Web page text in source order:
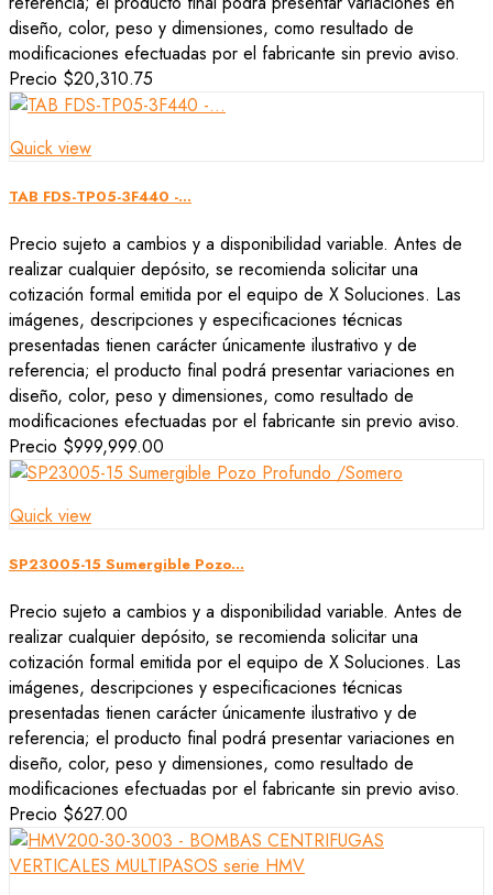
diseño, color, peso y dimensiones, como resultado de
modificaciones efectuadas por el fabricante sin previo aviso.
Precio $20,310.75
Quick view
TAB FDS-TP05-3F440 -...
Precio sujeto a cambios y a disponibilidad variable. Antes de
realizar cualquier depósito, se recomienda solicitar una
cotización formal emitida por el equipo de X Soluciones. Las
imágenes, descripciones y especificaciones técnicas
presentadas tienen carácter únicamente ilustrativo y de
referencia; el producto final podrá presentar variaciones en
diseño, color, peso y dimensiones, como resultado de
modificaciones efectuadas por el fabricante sin previo aviso.
Precio $999,999.00
Quick view
SP23005-15 Sumergible Pozo...
Precio sujeto a cambios y a disponibilidad variable. Antes de
realizar cualquier depósito, se recomienda solicitar una
cotización formal emitida por el equipo de X Soluciones. Las
imágenes, descripciones y especificaciones técnicas
presentadas tienen carácter únicamente ilustrativo y de
referencia; el producto final podrá presentar variaciones en
diseño, color, peso y dimensiones, como resultado de
modificaciones efectuadas por el fabricante sin previo aviso.
Precio $627.00